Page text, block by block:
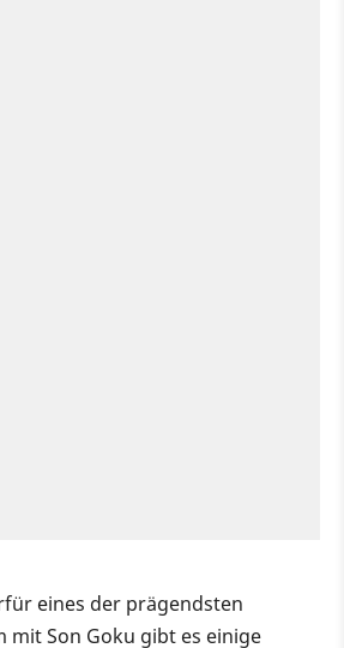
eines der prägendsten
mit Son Goku gibt es einige